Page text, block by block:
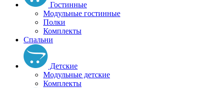
Гостинные
Модульные гостинные
Полки
Комплекты
Спальни
Детские
Модульные детские
Комплекты